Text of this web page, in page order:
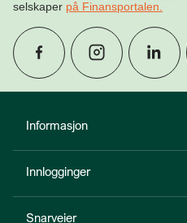
Informasjon
Innlogginger
Snarveier
selskaper på Finansportalen